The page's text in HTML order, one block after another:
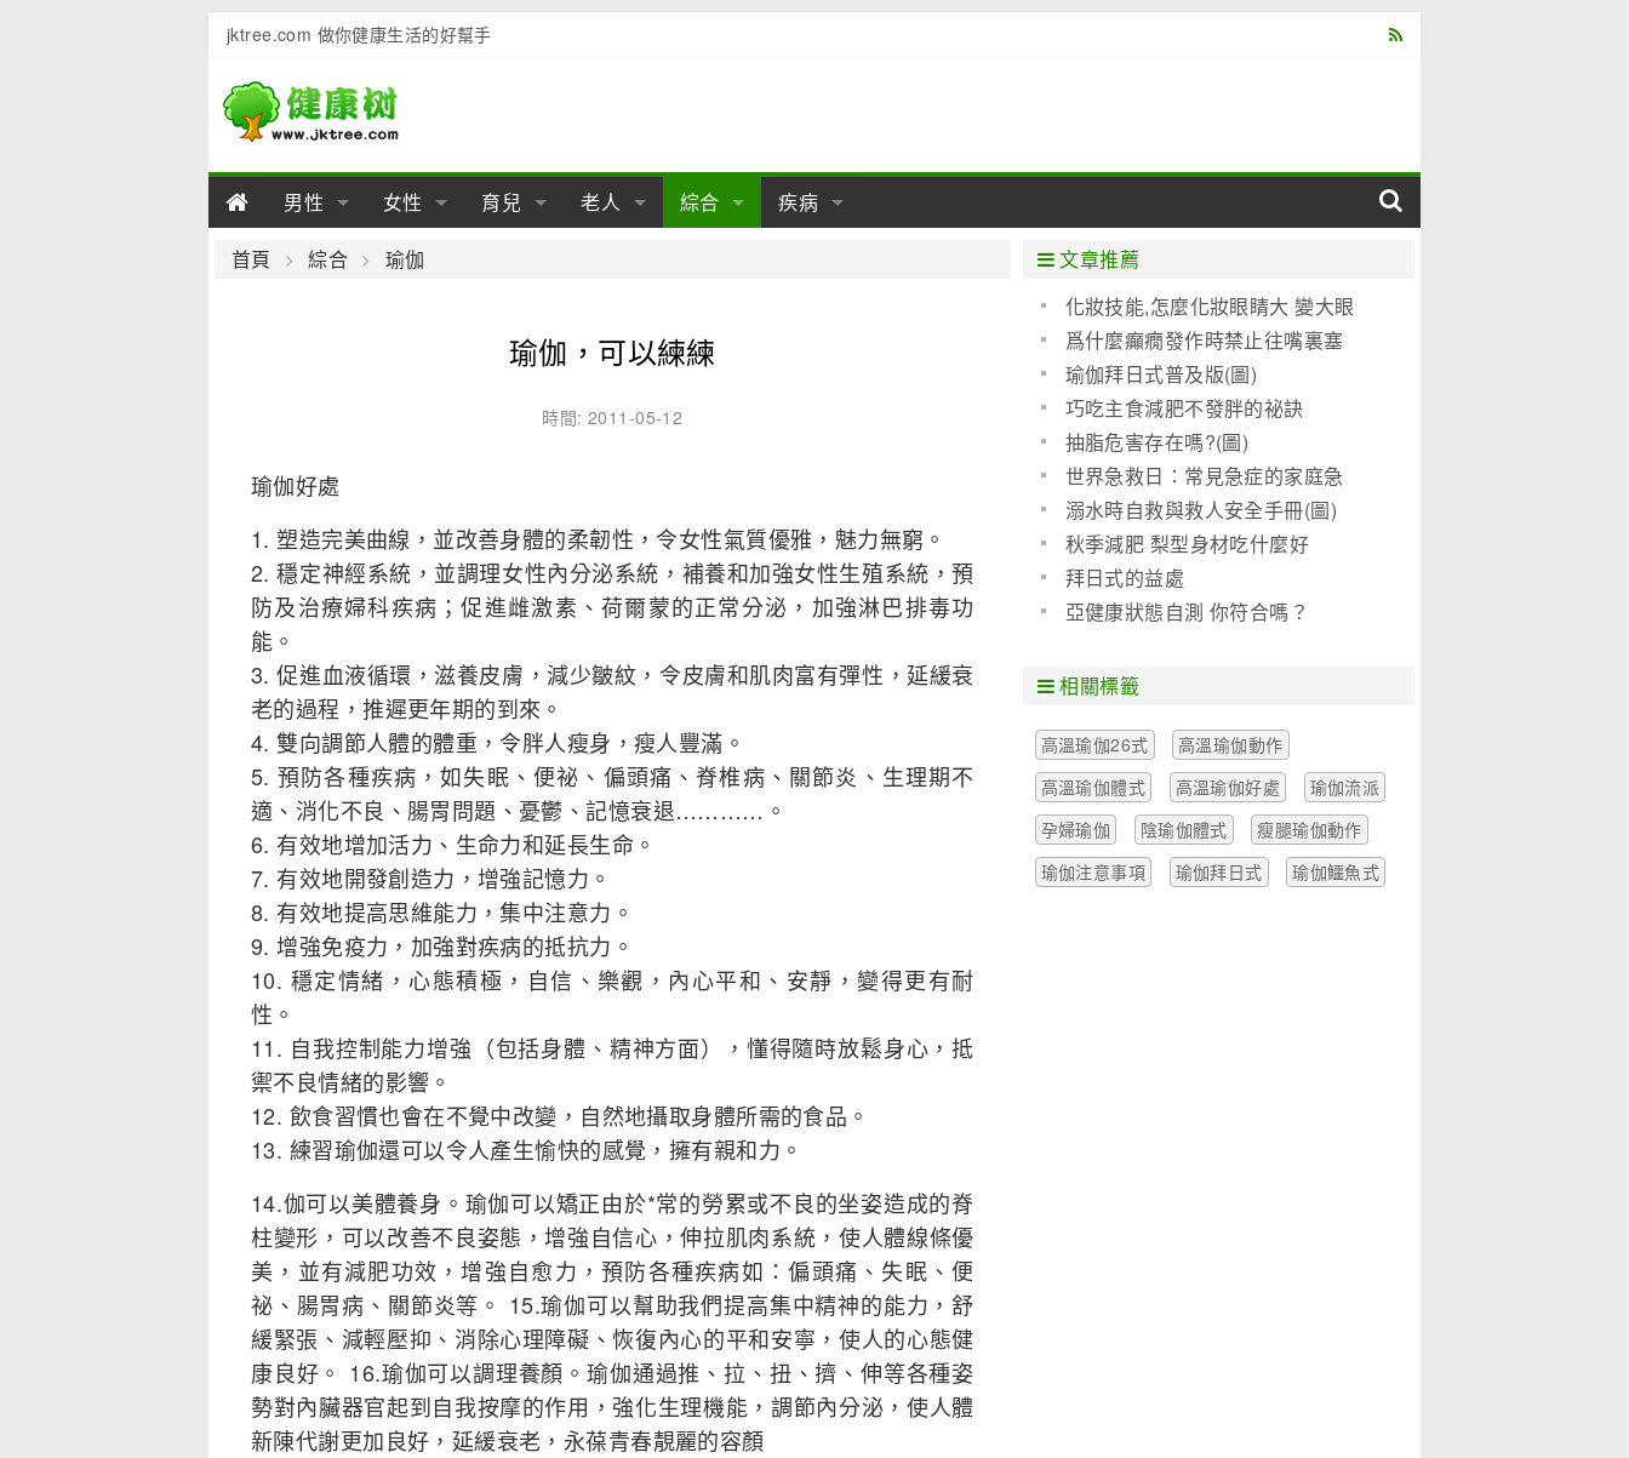
jktree.com 做你健康生活的好幫手
男性
男性陽痿
男性早泄
男性疾病
女性
女性乳房
女性生理 女性疾病
育兒
幼兒期
學前期 母嬰用品
老人
老人用品
老人護理
綜合
亞健康
疾病
肝病
泌尿科
心血管
口腔科
首頁 綜合 瑜伽
瑜伽，可以練練
時間: 2011-05-12
瑜伽好處
1. 塑造完美曲線，並改善身體的柔韌性，令女性氣質優雅，魅力無窮。
2. 穩定神經系統，並調理女性內分泌系統，補養和加強女性生殖系統，預
防及治療婦科疾病；促進雌激素、荷爾蒙的正常分泌，加強淋巴排毒功
能。
3. 促進血液循環，滋養皮膚，減少皺紋，令皮膚和肌肉富有彈性，延緩衰
老的過程，推遲更年期的到來。
4. 雙向調節人體的體重，令胖人瘦身，瘦人豐滿。
5. 預防各種疾病，如失眠、便祕、偏頭痛、脊椎病、關節炎、生理期不
適、消化不良、腸胃問題、憂鬱、記憶衰退…………。
6. 有效地增加活力、生命力和延長生命。
7. 有效地開發創造力，增強記憶力。
8. 有效地提高思維能力，集中注意力。
9. 增強免疫力，加強對疾病的抵抗力。
10. 穩定情緒，心態積極，自信、樂觀，內心平和、安靜，變得更有耐
性。
11. 自我控制能力增強（包括身體、精神方面），懂得隨時放鬆身心，抵
禦不良情緒的影響。
12. 飲食習慣也會在不覺中改變，自然地攝取身體所需的食品。
13. 練習瑜伽還可以令人產生愉快的感覺，擁有親和力。
14.伽可以美體養身。瑜伽可以矯正由於*常的勞累或不良的坐姿造成的脊
柱變形，可以改善不良姿態，增強自信心，伸拉肌肉系統，使人體線條優
美，並有減肥功效，增強自愈力，預防各種疾病如：偏頭痛、失眠、便
祕、腸胃病、關節炎等。 15.瑜伽可以幫助我們提高集中精神的能力，舒
緩緊張、減輕壓抑、消除心理障礙、恢復內心的平和安寧，使人的心態健
康良好。 16.瑜伽可以調理養顏。瑜伽通過推、拉、扭、擠、伸等各種姿
勢對內臟器官起到自我按摩的作用，強化生理機能，調節內分泌，使人體
新陳代謝更加良好，延緩衰老，永葆青春靚麗的容顏
文章推薦
化妝技能,怎麼化妝眼睛大 變大眼
睛化妝教程(圖)
爲什麼癲癇發作時禁止往嘴裏塞
任何東西?
瑜伽拜日式普及版(圖)
巧吃主食減肥不發胖的祕訣
抽脂危害存在嗎?(圖)
世界急救日：常見急症的家庭急
救
溺水時自救與救人安全手冊(圖)
秋季減肥 梨型身材吃什麼好
拜日式的益處
亞健康狀態自測 你符合嗎？
相關標籤
高溫瑜伽26式
高溫瑜伽動作
高溫瑜伽體式
高溫瑜伽好處
瑜伽流派
孕婦瑜伽
陰瑜伽體式
瘦腿瑜伽動作
瑜伽注意事項
瑜伽拜日式 瑜伽鱷魚式